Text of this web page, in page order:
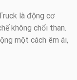
là động cơ
không chổi than.
một cách êm ái,